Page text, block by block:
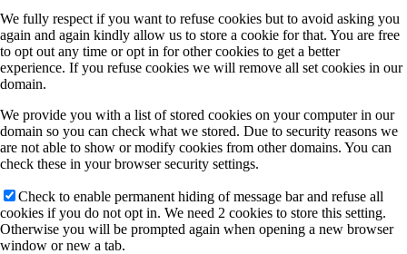
We fully respect if you want to refuse cookies but to avoid asking you
again and again kindly allow us to store a cookie for that. You are free
to opt out any time or opt in for other cookies to get a better
experience. If you refuse cookies we will remove all set cookies in our
domain.
We provide you with a list of stored cookies on your computer in our
domain so you can check what we stored. Due to security reasons we
are not able to show or modify cookies from other domains. You can
check these in your browser security settings.
Check to enable permanent hiding of message bar and refuse all
cookies if you do not opt in. We need 2 cookies to store this setting.
Otherwise you will be prompted again when opening a new browser
window or new a tab.